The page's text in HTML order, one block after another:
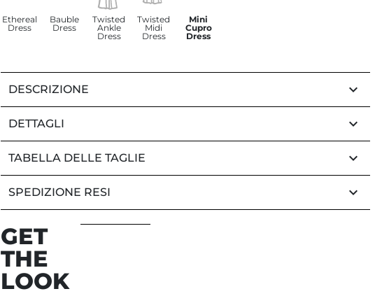
Ethereal
Dress
Bauble
Dress
Twisted
Ankle
Dress
Twisted
Midi
Dress
Mini
Cupro
Dress
DESCRIZIONE keyboard_arrow_down
DETTAGLI keyboard_arrow_down
TABELLA DELLE TAGLIE keyboard_arrow_down
SPEDIZIONE RESI keyboard_arrow_down
GET
THE
LOOK